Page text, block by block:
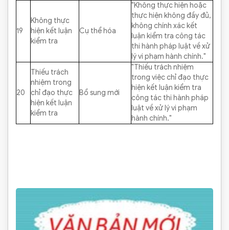
19
Không thực
hiện kết luận
kiểm tra
Cụ thể hóa
"Không thực hiện hoặc
thực hiện không đầy đủ,
không chính xác kết
luận kiểm tra công tác
thi hành pháp luật về xử
lý vi phạm hành chính."
20
Thiếu trách
nhiệm trong
chỉ đạo thực
hiện kết luận
kiểm tra
Bổ sung mới
"Thiếu trách nhiệm
trong việc chỉ đạo thực
hiện kết luận kiểm tra
công tác thi hành pháp
luật về xử lý vi phạm
hành chính."